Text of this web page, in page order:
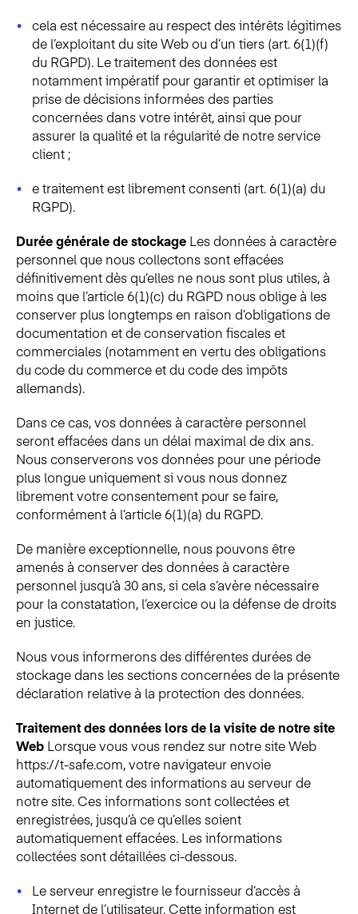
cela est nécessaire au respect des intérêts légitimes
de l’exploitant du site Web ou d’un tiers (art. 6(1)(f)
du RGPD). Le traitement des données est
notamment impératif pour garantir et optimiser la
prise de décisions informées des parties
concernées dans votre intérêt, ainsi que pour
assurer la qualité et la régularité de notre service
client ;
e traitement est librement consenti (art. 6(1)(a) du
RGPD).
Durée générale de stockage Les données à caractère
personnel que nous collectons sont effacées
définitivement dès qu’elles ne nous sont plus utiles, à
moins que l’article 6(1)(c) du RGPD nous oblige à les
conserver plus longtemps en raison d’obligations de
documentation et de conservation fiscales et
commerciales (notamment en vertu des obligations
du code du commerce et du code des impôts
allemands).
Dans ce cas, vos données à caractère personnel
seront effacées dans un délai maximal de dix ans.
Nous conserverons vos données pour une période
plus longue uniquement si vous nous donnez
librement votre consentement pour se faire,
conformément à l’article 6(1)(a) du RGPD.
De manière exceptionnelle, nous pouvons être
amenés à conserver des données à caractère
personnel jusqu’à 30 ans, si cela s’avère nécessaire
pour la constatation, l’exercice ou la défense de droits
en justice.
Nous vous informerons des différentes durées de
stockage dans les sections concernées de la présente
déclaration relative à la protection des données.
Traitement des données lors de la visite de notre site
Web Lorsque vous vous rendez sur notre site Web
https://t-safe.com, votre navigateur envoie
automatiquement des informations au serveur de
notre site. Ces informations sont collectées et
enregistrées, jusqu’à ce qu’elles soient
automatiquement effacées. Les informations
collectées sont détaillées ci-dessous.
Le serveur enregistre le fournisseur d’accès à
Internet de l’utilisateur. Cette information est